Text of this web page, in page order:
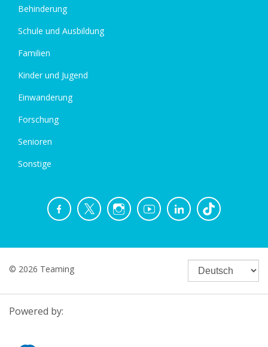
Behinderung
Schule und Ausbildung
Familien
Kinder und Jugend
Einwanderung
Forschung
Senioren
Sonstige
© 2026 Teaming
Powered by: